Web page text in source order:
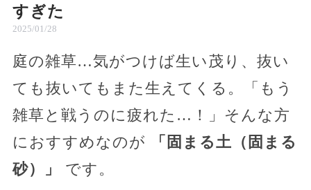
すぎた
2025/01/28
庭の雑草…気がつけば生い茂り、抜い
ても抜いてもまた生えてくる。「もう
雑草と戦うのに疲れた…！」そんな方
におすすめなのが
「固まる土（固まる
砂）」
です。